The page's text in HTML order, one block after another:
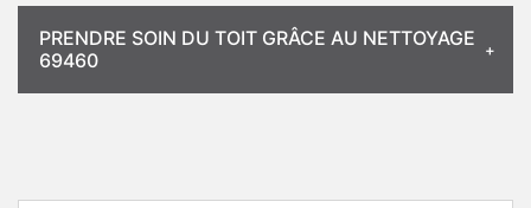
PRENDRE SOIN DU TOIT GRÂCE AU NETTOYAGE
69460